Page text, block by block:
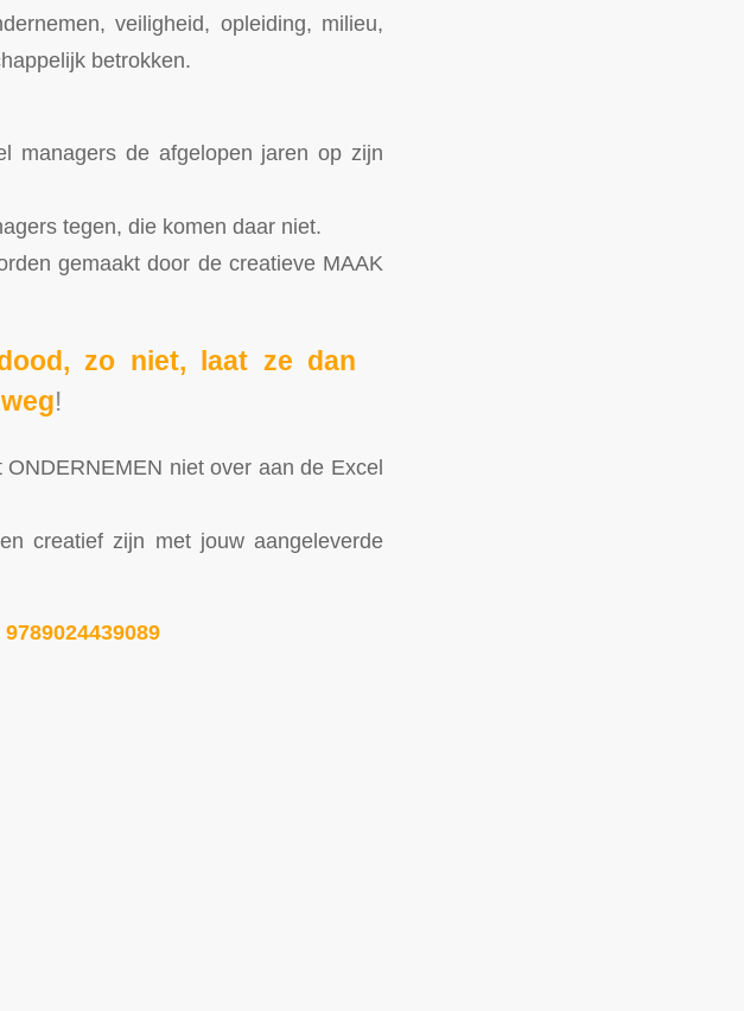
veiligheid, opleiding, milieu,
betrokken.
managers de afgelopen jaren op zijn
tegen, die komen daar niet.
gemaakt door de creatieve MAAK
zo niet, laat ze dan
!
niet over aan de Excel
creatief zijn met jouw aangeleverde
9789024439089